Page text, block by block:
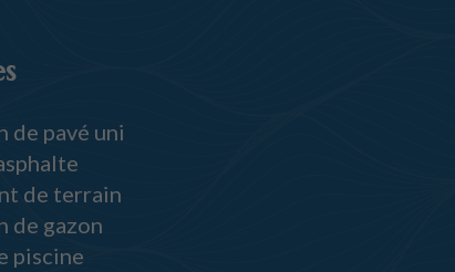
de pavé uni
de terrain
de gazon
piscine